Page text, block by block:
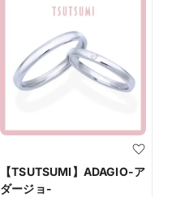
【TSUTSUMI】ADAGIO-ア
ダージョ-